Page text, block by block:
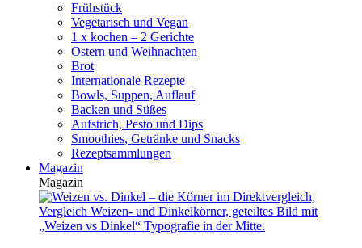
Frühstück
Vegetarisch und Vegan
1 x kochen – 2 Gerichte
Ostern und Weihnachten
Brot
Internationale Rezepte
Bowls, Suppen, Auflauf
Backen und Süßes
Aufstrich, Pesto und Dips
Smoothies, Getränke und Snacks
Rezeptsammlungen
Magazin
Magazin